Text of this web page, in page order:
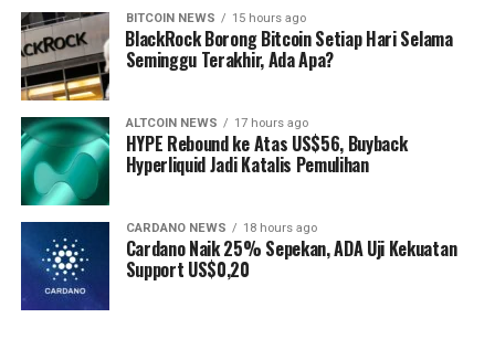
BITCOIN NEWS 15 hours ago
⁠BlackRock Borong Bitcoin Setiap Hari Selama
Seminggu Terakhir, Ada Apa?
ALTCOIN NEWS 17 hours ago
HYPE Rebound ke Atas US$56, Buyback
Hyperliquid Jadi Katalis Pemulihan
CARDANO NEWS 18 hours ago
Cardano Naik 25% Sepekan, ADA Uji Kekuatan
Support US$0,20